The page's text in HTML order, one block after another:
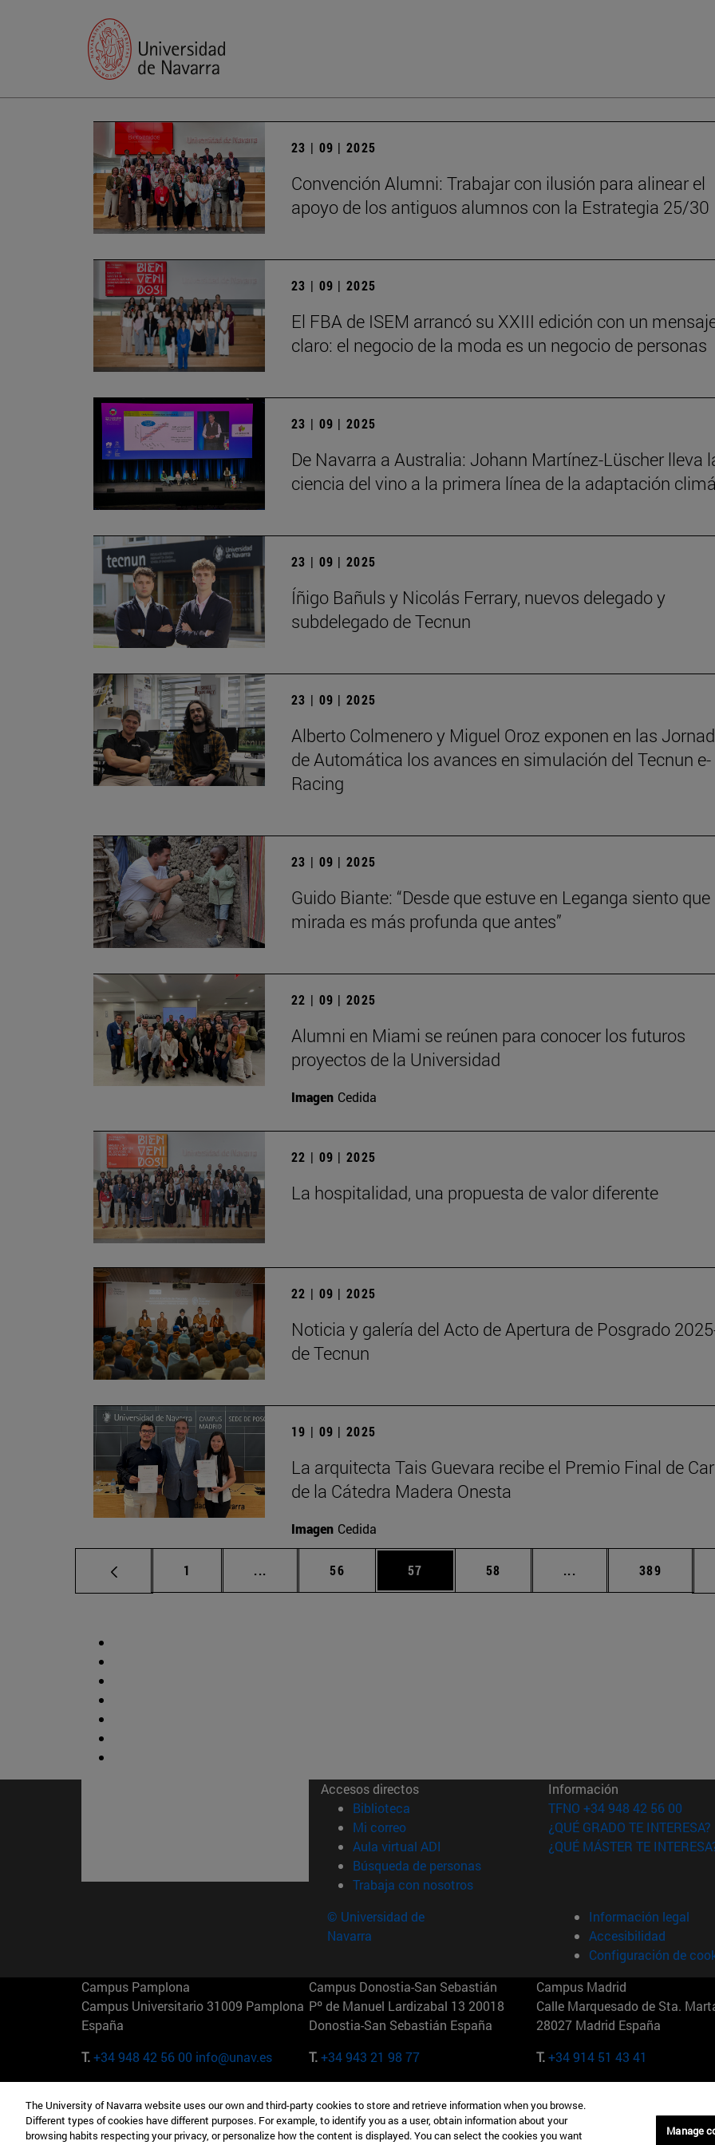
23 | 09 | 2025
Convención Alumni: Trabajar con ilusión para alinear el
apoyo de los antiguos alumnos con la Estrategia 25/30
23 | 09 | 2025
El FBA de ISEM arrancó su XXIII edición con un
claro: el negocio de la moda es un negocio de personas
23 | 09 | 2025
De Navarra a Australia: Johann Martínez-Lüscher lleva
ciencia del vino a la primera línea de la adaptación
23 | 09 | 2025
Íñigo Bañuls y Nicolás Ferrary, nuevos delegado y
subdelegado de Tecnun
23 | 09 | 2025
Alberto Colmenero y Miguel Oroz exponen en las
de Automática los avances en simulación del Tecnun e-
Racing
23 | 09 | 2025
Guido Biante: “Desde que estuve en Leganga siento
mirada es más profunda que antes”
22 | 09 | 2025
Alumni en Miami se reúnen para conocer los futuros
proyectos de la Universidad
Imagen Cedida
22 | 09 | 2025
La hospitalidad, una propuesta de valor diferente
22 | 09 | 2025
Noticia y galería del Acto de Apertura de Posgrado
de Tecnun
19 | 09 | 2025
La arquitecta Tais Guevara recibe el Premio Final de
de la Cátedra Madera Onesta
Imagen Cedida
Página
1 ... Páginas intermedias Use TAB para desplazarse.
Página
56 Página
57 Página
58 ... Páginas intermedias
Página
389
Accesos directos
Biblioteca (abre en nueva ventana)
Mi correo(abre en nueva ventana)
Aula virtual ADI (abre en nueva ventana)
Búsqueda de personas(abre en nueva ventana)
Trabaja con nosotros(abre en nueva ventana)
Información
TFNO +34 948 42 56 00
¿QUÉ GRADO TE INTERESA?
¿QUÉ MÁSTER TE
© Universidad de
Navarra
Información legal
Accesibilidad
Configuración de
Campus Pamplona
Campus Universitario 31009 Pamplona
España
T.+34 948 42 56 00 info@unav.es
Campus Donostia-San Sebastián
Pº de Manuel Lardizabal 13 20018
Donostia-San Sebastián España
T.+34 943 21 98 77
Campus Madrid
Calle Marquesado de Sta.
28027 Madrid España
T.+34 914 51 43 41
Camino del Cerro Águila 3 28023
Madrid España
165 W 57th St 10019-2201 Nueva York
EE.UU
Maria-Theresia-Straße 15
Múnich Alemania
The University of Navarra website uses our own and third-party cookies to store and retrieve information when you browse.
Different types of cookies have different purposes. For example, to identify you as a user, obtain information about your
browsing habits respecting your privacy, or personalize how the content is displayed. You can select the cookies you want
Manage